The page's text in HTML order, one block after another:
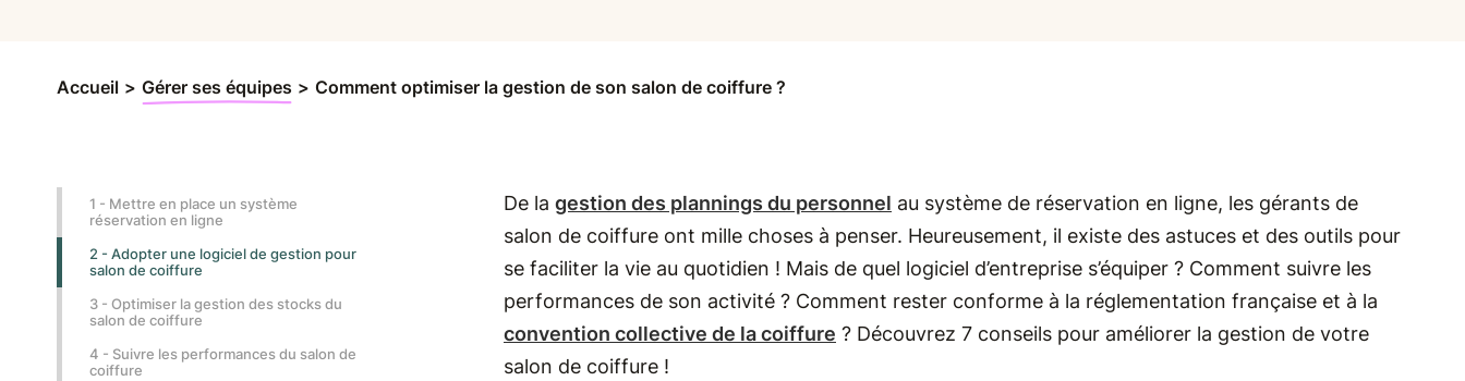
Accueil > Gérer ses équipes > Comment optimiser la gestion de son salon de coiffure ?
1 - Mettre en place un système
réservation en ligne
2 - Adopter une logiciel de gestion pour
salon de coiffure
3 - Optimiser la gestion des stocks du
salon de coiffure
4 - Suivre les performances du salon de
coiffure
De la gestion des plannings du personnel au système de réservation en ligne, les gérants de
salon de coiffure ont mille choses à penser. Heureusement, il existe des astuces et des outils pour
se faciliter la vie au quotidien ! Mais de quel logiciel d’entreprise s’équiper ? Comment suivre les
performances de son activité ? Comment rester conforme à la réglementation française et à la
convention collective de la coiffure ? Découvrez 7 conseils pour améliorer la gestion de votre
salon de coiffure !